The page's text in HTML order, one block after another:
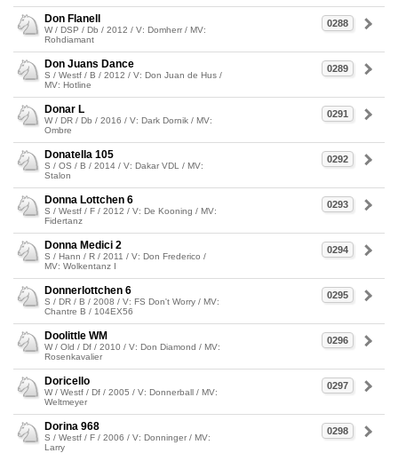
0288
Don Flanell
W / DSP / Db / 2012 / V: Domherr / MV:
Rohdiamant
0289
Don Juans Dance
S / Westf / B / 2012 / V: Don Juan de Hus /
MV: Hotline
0291
Donar L
W / DR / Db / 2016 / V: Dark Dornik / MV:
Ombre
0292
Donatella 105
S / OS / B / 2014 / V: Dakar VDL / MV:
Stalon
0293
Donna Lottchen 6
S / Westf / F / 2012 / V: De Kooning / MV:
Fidertanz
0294
Donna Medici 2
S / Hann / R / 2011 / V: Don Frederico /
MV: Wolkentanz I
0295
Donnerlottchen 6
S / DR / B / 2008 / V: FS Don't Worry / MV:
Chantre B / 104EX56
0296
Doolittle WM
W / Old / Df / 2010 / V: Don Diamond / MV:
Rosenkavalier
0297
Doricello
W / Westf / Df / 2005 / V: Donnerball / MV:
Weltmeyer
0298
Dorina 968
S / Westf / F / 2006 / V: Donninger / MV:
Larry